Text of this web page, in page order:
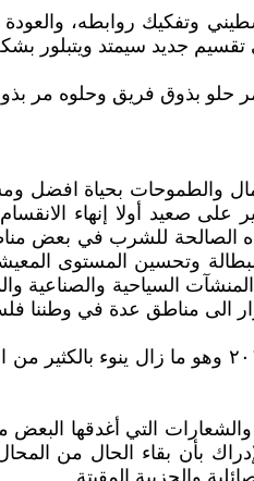
وتفكيك روابطه،
تقسيم جديد سيمتد ويتبلور
صعيد أولا إنهاء
الصالحة للشرب في بعض
وتحسين المستوى المعيشي
السياحية والصناعية
الى مناطق عدة في وطننا
ولكن المواطن الفلسطيني وهذا ما تجمع عليه العديد من
التي أغدقها
بأن بقاء الحال من المحال